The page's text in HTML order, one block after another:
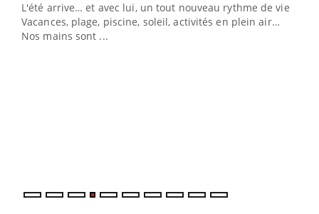
L'été arrive… et avec lui, un tout nouveau rythme de vie !
Vacances, plage, piscine, soleil, activités en plein air…
Nos mains sont ...